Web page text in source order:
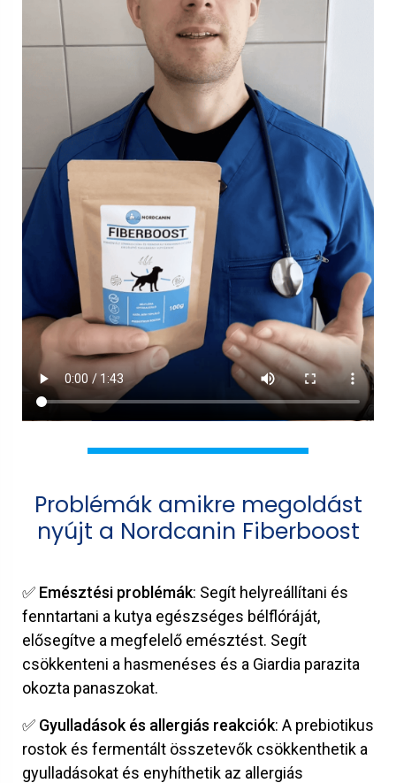
Problémák amikre megoldást
nyújt a Nordcanin Fiberboost
✅ Emésztési problémák: Segít helyreállítani és
fenntartani a kutya egészséges bélflóráját,
elősegítve a megfelelő emésztést. Segít
csökkenteni a hasmenéses és a Giardia parazita
okozta panaszokat.
✅ Gyulladások és allergiás reakciók: A prebiotikus
rostok és fermentált összetevők csökkenthetik a
gyulladásokat és enyhíthetik az allergiás